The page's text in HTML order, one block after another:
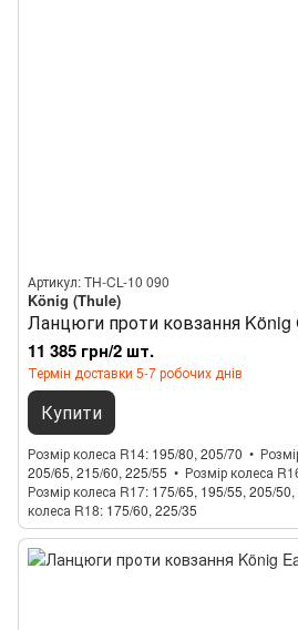
Артикул: TH-CL-10 090
König (Thule)
Ланцюги проти ковзання König
11 385 грн/2 шт.
Термін доставки 5-7 робочих днів
Купити
Розмір колеса R14 195/80, 205/70
205/65, 215/60, 225/55
Розмір колеса
Розмір колеса R17 175/65, 195/55, 205/
колеса R18 175/60, 225/35